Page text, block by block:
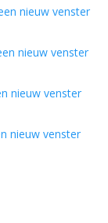
nieuw venster
nieuw venster
nieuw venster
nieuw venster